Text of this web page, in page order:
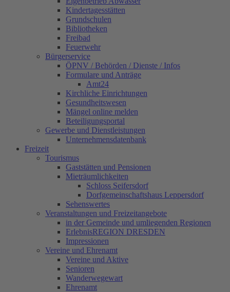
Kindertagesstätten
Grundschulen
Bibliotheken
Freibad
Feuerwehr
Bürgerservice
ÖPNV / Behörden / Dienste / Infos
Formulare und Anträge
Amt24
Kirchliche Einrichtungen
Gesundheitswesen
Mängel online melden
Beteiligungsportal
Gewerbe und Dienstleistungen
Unternehmensdatenbank
Freizeit
Tourismus
Gaststätten und Pensionen
Mieträumlichkeiten
Schloss Seifersdorf
Dorfgemeinschaftshaus Leppersdorf
Sehenswertes
Veranstaltungen und Freizeitangebote
in der Gemeinde und umliegenden Regionen
ErlebnisREGION DRESDEN
Impressionen
Vereine und Ehrenamt
Vereine und Aktive
Senioren
Wanderwegewart
Ehrenamt